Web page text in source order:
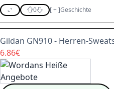
0 [+]Geschichte
Gildan GN910 - Herren-
6.86€